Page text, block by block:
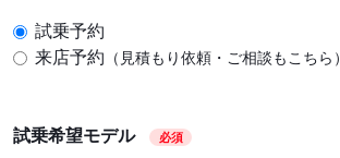
試乗予約
来店予約 （見積もり依頼・ご相談もこちら）
試乗希望モデル 必須